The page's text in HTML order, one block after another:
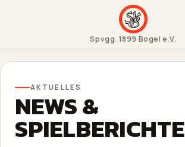
Spvgg. 1899 Bogel e.V.
AKTUELLES
NEWS &
SPIELBERICHTE